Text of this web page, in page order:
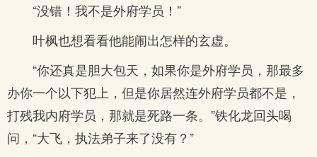
“没错！我不是外府学员！”
叶枫也想看看他能闹出怎样的玄虚。
“你还真是胆大包天，如果你是外府学员，那最多
办你一个以下犯上，但是你居然连外府学员都不是，
打残我内府学员，那就是死路一条。”铁化龙回头喝
问，“大飞，执法弟子来了没有？”